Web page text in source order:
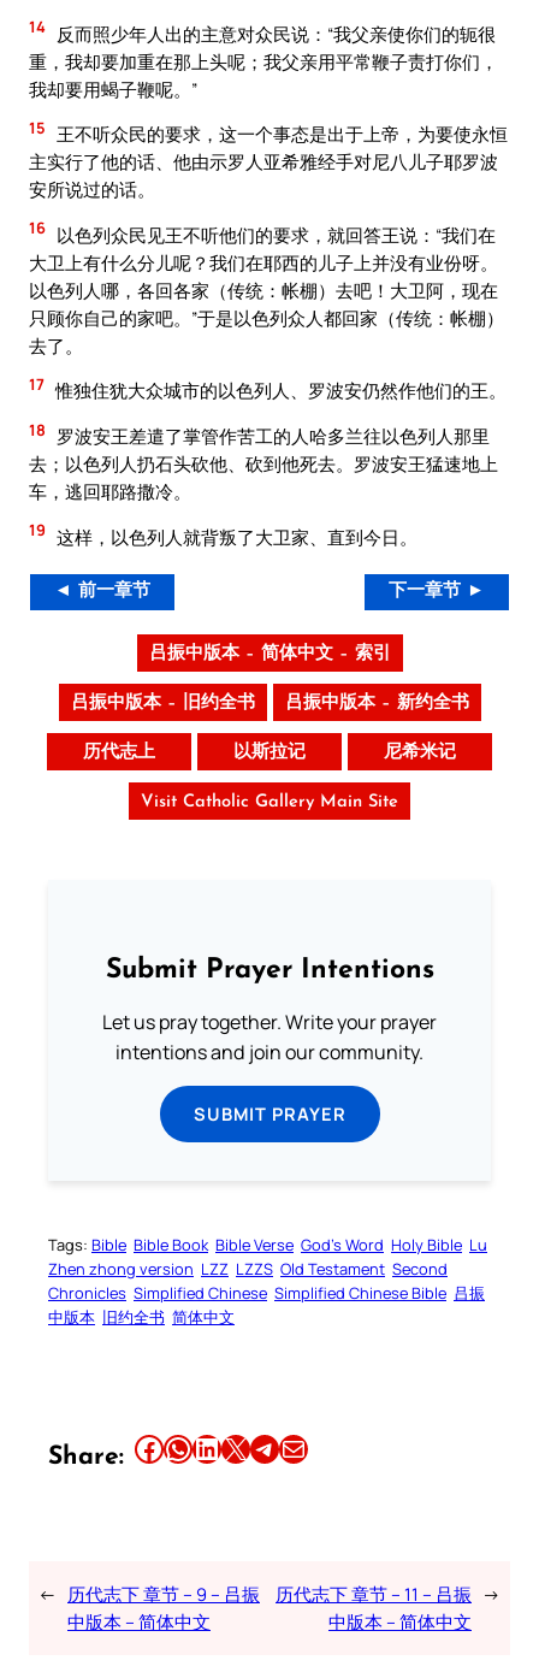
14
反而照少年人出的主意对众民说：“我父亲使你们的轭很
重，我却要加重在那上头呢；我父亲用平常鞭子责打你们，
我却要用蝎子鞭呢。”
15 王不听众民的要求，这一个事态是出于上帝，为要使永恒
主实行了他的话、他由示罗人亚希雅经手对尼八儿子耶罗波
安所说过的话。
16 以色列众民见王不听他们的要求，就回答王说：“我们在
大卫上有什么分儿呢？我们在耶西的儿子上并没有业份呀。
以色列人哪，各回各家（传统：帐棚）去吧！大卫阿，现在
只顾你自己的家吧。”于是以色列众人都回家（传统：帐棚）
去了。
17 惟独住犹大众城市的以色列人、罗波安仍然作他们的王。
18
罗波安王差遣了掌管作苦工的人哈多兰往以色列人那里
去；以色列人扔石头砍他、砍到他死去。罗波安王猛速地上
车，逃回耶路撒冷。
19 这样，以色列人就背叛了大卫家、直到今日。
◄ 前一章节 下一章节 ►
吕振中版本 – 简体中文 – 索引
吕振中版本 – 旧约全书 吕振中版本 – 新约全书
历代志上 以斯拉记 尼希米记
Visit Catholic Gallery Main Site
Submit Prayer Intentions
Let us pray together. Write your prayer
intentions and join our community.
SUBMIT PRAYER
Tags: Bible Bible Book Bible Verse God’s Word Holy Bible Lu
Zhen zhong version LZZ LZZS Old Testament Second
Chronicles Simplified Chinese Simplified Chinese Bible 吕振
中版本 旧约全书 简体中文
Share: Share this article on Facebook Share this article on WhatsApp Share this article on LinkedIn Share this article on X Share this article on TelegramEmail this Article
← 历代志下 章节 – 9 – 吕振
中版本 – 简体中文
历代志下 章节 – 11 – 吕振
中版本 – 简体中文
→